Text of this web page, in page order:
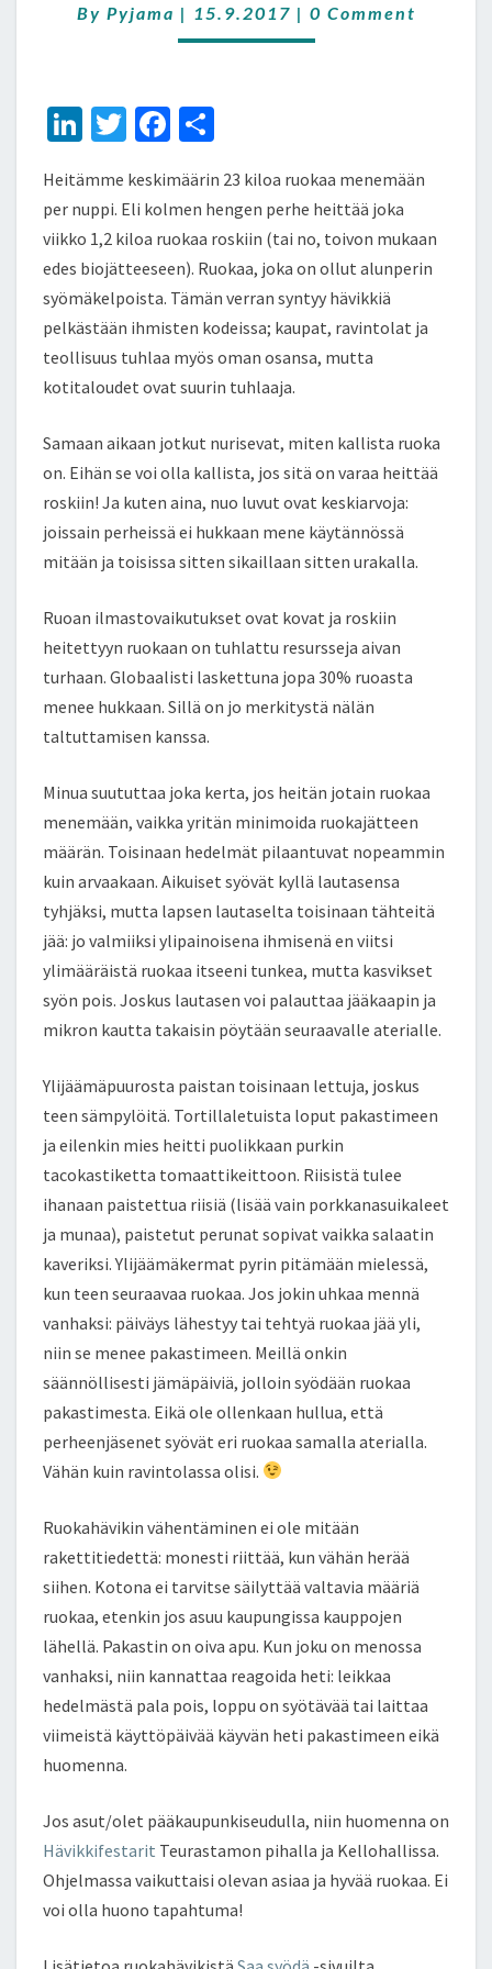
By Pyjama | 15.9.2017 | Comments
0 Comment
Li
ke
dI
n
T
tt
er
Fa
b
o
o
k
ar
e
Heitämme keskimäärin 23 kiloa ruokaa menemään
per nuppi. Eli kolmen hengen perhe heittää joka
viikko 1,2 kiloa ruokaa roskiin (tai no, toivon mukaan
edes biojätteeseen). Ruokaa, joka on ollut alunperin
syömäkelpoista. Tämän verran syntyy hävikkiä
pelkästään ihmisten kodeissa; kaupat, ravintolat ja
teollisuus tuhlaa myös oman osansa, mutta
kotitaloudet ovat suurin tuhlaaja.
Samaan aikaan jotkut nurisevat, miten kallista ruoka
on. Eihän se voi olla kallista, jos sitä on varaa heittää
roskiin! Ja kuten aina, nuo luvut ovat keskiarvoja:
joissain perheissä ei hukkaan mene käytännössä
mitään ja toisissa sitten sikaillaan sitten urakalla.
Ruoan ilmastovaikutukset ovat kovat ja roskiin
heitettyyn ruokaan on tuhlattu resursseja aivan
turhaan. Globaalisti laskettuna jopa 30% ruoasta
menee hukkaan. Sillä on jo merkitystä nälän
taltuttamisen kanssa.
Minua suututtaa joka kerta, jos heitän jotain ruokaa
menemään, vaikka yritän minimoida ruokajätteen
määrän. Toisinaan hedelmät pilaantuvat nopeammin
kuin arvaakaan. Aikuiset syövät kyllä lautasensa
tyhjäksi, mutta lapsen lautaselta toisinaan tähteitä
jää: jo valmiiksi ylipainoisena ihmisenä en viitsi
ylimääräistä ruokaa itseeni tunkea, mutta kasvikset
syön pois. Joskus lautasen voi palauttaa jääkaapin ja
mikron kautta takaisin pöytään seuraavalle aterialle.
Ylijäämäpuurosta paistan toisinaan lettuja, joskus
teen sämpylöitä. Tortillaletuista loput pakastimeen
ja eilenkin mies heitti puolikkaan purkin
tacokastiketta tomaattikeittoon. Riisistä tulee
ihanaan paistettua riisiä (lisää vain porkkanasuikaleet
ja munaa), paistetut perunat sopivat vaikka salaatin
kaveriksi. Ylijäämäkermat pyrin pitämään mielessä,
kun teen seuraavaa ruokaa. Jos jokin uhkaa mennä
vanhaksi: päiväys lähestyy tai tehtyä ruokaa jää yli,
niin se menee pakastimeen. Meillä onkin
säännöllisesti jämäpäiviä, jolloin syödään ruokaa
pakastimesta. Eikä ole ollenkaan hullua, että
perheenjäsenet syövät eri ruokaa samalla aterialla.
Vähän kuin ravintolassa olisi.
Ruokahävikin vähentäminen ei ole mitään
rakettitiedettä: monesti riittää, kun vähän herää
siihen. Kotona ei tarvitse säilyttää valtavia määriä
ruokaa, etenkin jos asuu kaupungissa kauppojen
lähellä. Pakastin on oiva apu. Kun joku on menossa
vanhaksi, niin kannattaa reagoida heti: leikkaa
hedelmästä pala pois, loppu on syötävää tai laittaa
viimeistä käyttöpäivää käyvän heti pakastimeen eikä
huomenna.
Jos asut/olet pääkaupunkiseudulla, niin huomenna on
Hävikkifestarit Teurastamon pihalla ja Kellohallissa.
Ohjelmassa vaikuttaisi olevan asiaa ja hyvää ruokaa. Ei
voi olla huono tapahtuma!